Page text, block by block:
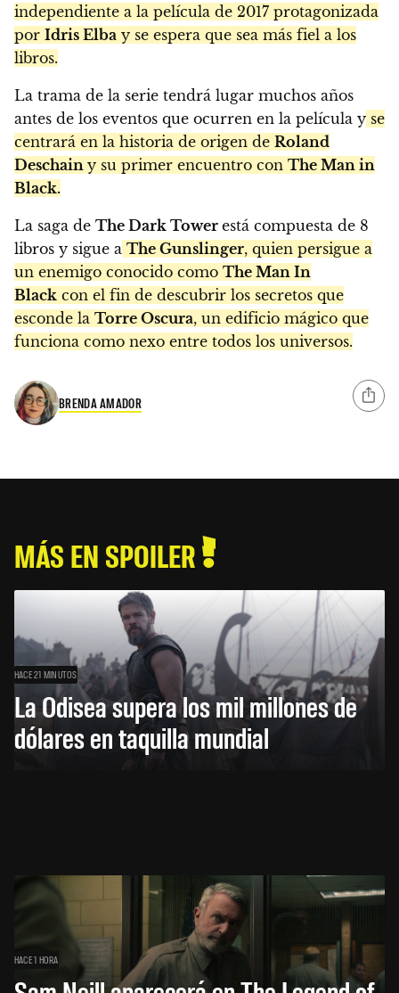
independiente a la película de 2017 protagonizada
por Idris Elba y se espera que sea más fiel a los
libros.
La trama de la serie tendrá lugar muchos años
antes de los eventos que ocurren en la película y se
centrará en la historia de origen de Roland
Deschain y su primer encuentro con The Man in
Black.
La saga de The Dark Tower está compuesta de 8
libros y sigue a The Gunslinger, quien persigue a
un enemigo conocido como The Man In
Black con el fin de descubrir los secretos que
esconde la Torre Oscura, un edificio mágico que
funciona como nexo entre todos los universos.
BRENDA AMADOR
MÁS EN SPOILER
HACE 21 MINUTOS
La Odisea supera los mil millones de
dólares en taquilla mundial
HACE 1 HORA